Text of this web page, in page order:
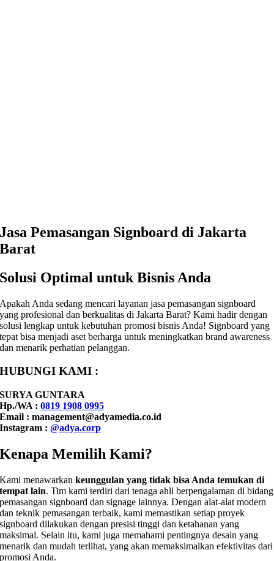
Jasa Pemasangan Signboard di Jakarta
Barat
Solusi Optimal untuk Bisnis Anda
Apakah Anda sedang mencari layanan jasa pemasangan signboard
yang profesional dan berkualitas di Jakarta Barat? Kami hadir dengan
solusi lengkap untuk kebutuhan promosi bisnis Anda! Signboard yang
tepat bisa menjadi aset berharga untuk meningkatkan brand awareness
dan menarik perhatian pelanggan.
HUBUNGI KAMI :
SURYA GUNTARA
Hp./WA :0819 1908 0995
Email : management@adyamedia.co.id
Instagram :@adya.corp
Kenapa Memilih Kami?
Kami menawarkankeunggulan yang tidak bisa Anda temukan di
tempat lain. Tim kami terdiri dari tenaga ahli berpengalaman di bidang
pemasangan signboard dan signage lainnya. Dengan alat-alat modern
dan teknik pemasangan terbaik, kami memastikan setiap proyek
signboard dilakukan dengan presisi tinggi dan ketahanan yang
maksimal. Selain itu, kami juga memahami pentingnya desain yang
menarik dan mudah terlihat, yang akan memaksimalkan efektivitas dari
promosi Anda.